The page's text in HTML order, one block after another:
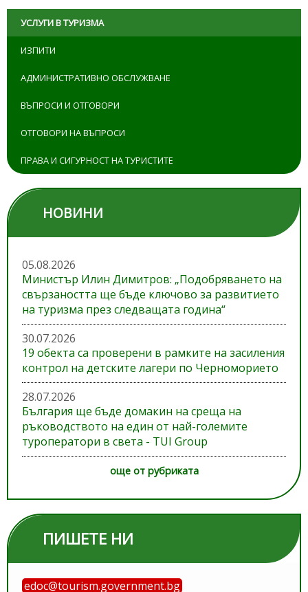
УСЛУГИ В ТУРИЗМА
ИЗПИТИ
АДМИНИСТРАТИВНО ОБСЛУЖВАНЕ
ВЪПРОСИ И ОТГОВОРИ
ОТГОВОРИ НА ВЪПРОСИ
ПРАВА И СИГУРНОСТ НА ТУРИСТИТЕ
НОВИНИ
05.08.2026
Министър Илин Димитров: „Подобряването на
свързаността ще бъде ключово за развитието
на туризма през следващата година“
30.07.2026
19 обекта са проверени в рамките на засиления
контрол на детските лагери по Черноморието
28.07.2026
България ще бъде домакин на среща на
ръководството на един от най-големите
туроператори в света - TUI Group
още от рубриката
ПИШЕТЕ НИ
edoc@tourism.government.bg